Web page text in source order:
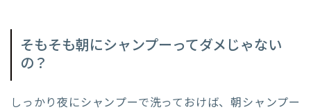
そもそも朝にシャンプーってダメじゃない
の？
しっかり夜にシャンプーで洗っておけば、朝シャンプー